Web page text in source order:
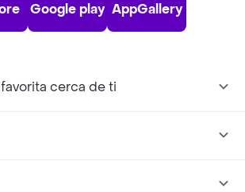
Google play AppGallery
cerca de ti